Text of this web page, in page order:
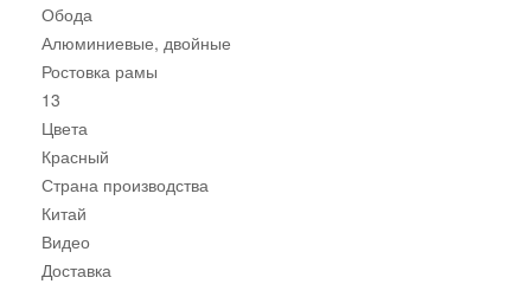
Обода
Алюминиевые, двойные
Ростовка рамы
13
Цвета
Красный
Страна производства
Китай
Видео
Доставка